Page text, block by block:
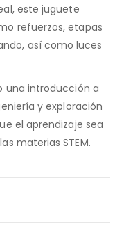
este juguete
refuerzos, etapas
así como luces
una introducción a
y exploración
el aprendizaje sea
materias STEM.